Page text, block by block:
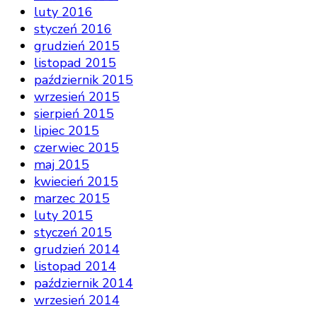
luty 2016
styczeń 2016
grudzień 2015
listopad 2015
październik 2015
wrzesień 2015
sierpień 2015
lipiec 2015
czerwiec 2015
maj 2015
kwiecień 2015
marzec 2015
luty 2015
styczeń 2015
grudzień 2014
listopad 2014
październik 2014
wrzesień 2014